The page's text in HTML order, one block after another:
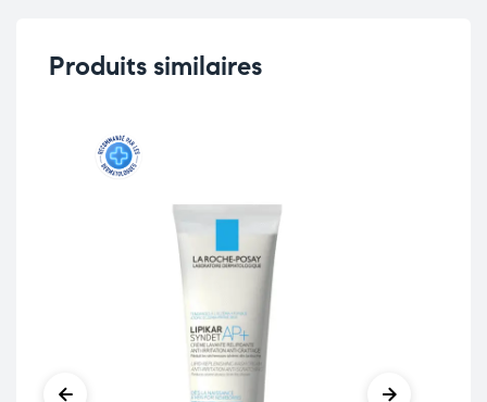
Produits similaires